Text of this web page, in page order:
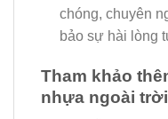
chóng, chuyên
bảo sự hài lòng
Tham khảo
nhựa ngoài